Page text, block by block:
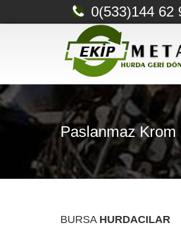
0(533)144 62
Paslanmaz Krom
BURSA HURDACILAR